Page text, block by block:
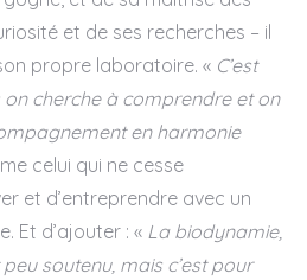
et de ses recherches – il
propre laboratoire. « C’est
on cherche à comprendre et on
en harmonie
celui qui ne cesse
et d’entreprendre avec un
Et d’ajouter : « La biodynamie,
soutenu, mais c’est pour